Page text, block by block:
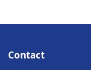
Contact